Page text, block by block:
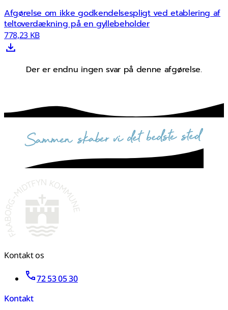
Afgørelse om ikke godkendelsespligt ved etablering af
teltoverdækning på en gyllebeholder
778,23 KB
Der er endnu ingen svar på denne afgørelse.
sammen skaber vi det bedste sted
Kontakt os
72 53 05 30
Kontakt